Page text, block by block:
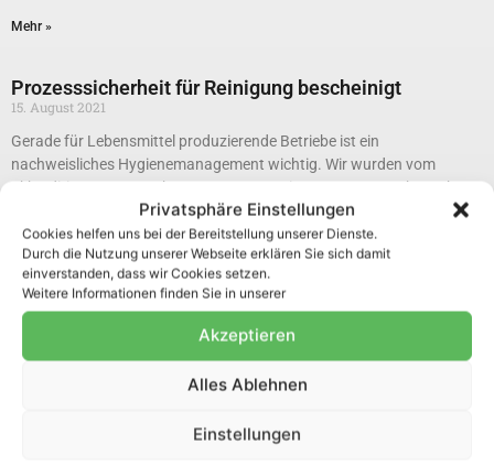
Privatsphäre Einstellungen
Cookies helfen uns bei der Bereitstellung unserer Dienste.
Durch die Nutzung unserer Webseite erklären Sie sich damit
einverstanden, dass wir Cookies setzen.
Weitere Informationen finden Sie in unserer
Akzeptieren
Alles Ablehnen
Einstellungen
Mehr »
Prozesssicherheit für Reinigung bescheinigt
15. August 2021
Gerade für Lebensmittel produzierende Betriebe ist ein
nachweisliches Hygienemanagement wichtig. Wir wurden vom
akkreditierten Unternehmen LACON- Institut am 28.10.19 besucht
und unser Hygienekonzept überprüft. Es gab keinerlei
Beanstandungen. Unser HACCP-Konzept für einen kontrollierten
Reinigungsprozess ist bis 31.01.2021 gültig und wird jährlich
überprüft.
Mehr »
Unsere Partner